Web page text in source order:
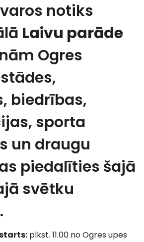
notiks
Laivu parāde
Ogres
biedrības,
sporta
un draugu
piedalīties šajā
svētku
plkst. 11.00 no Ogres upes